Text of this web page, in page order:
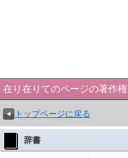
在り在りてのページの著作権
トップページに戻る
辞書